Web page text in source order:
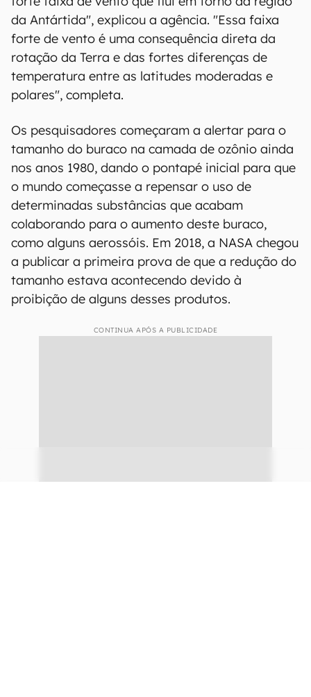
da Antártida", explicou a agência. "Essa faixa
forte de vento é uma consequência direta da
rotação da Terra e das fortes diferenças de
temperatura entre as latitudes moderadas e
polares", completa.
Os pesquisadores começaram a alertar para o
tamanho do buraco na camada de ozônio ainda
nos anos 1980, dando o pontapé inicial para que
o mundo começasse a repensar o uso de
determinadas substâncias que acabam
colaborando para o aumento deste buraco,
como alguns aerossóis. Em 2018, a NASA chegou
a publicar a primeira prova de que a redução do
tamanho estava acontecendo devido à
proibição de alguns desses produtos.
CONTINUA APÓS A PUBLICIDADE